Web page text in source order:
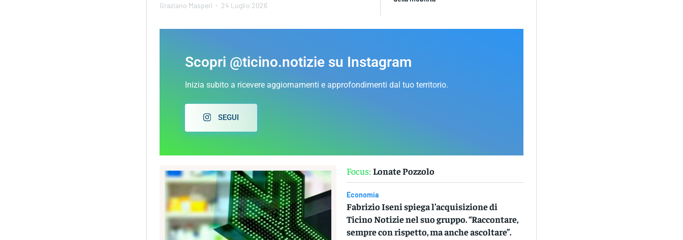
Graziano Masperi - 24 Luglio 2026
Scopri @ticino.notizie su Instagram
Inizia subito a ricevere aggiornamenti e approfondimenti dal tuo territorio.
SEGUI
Focus: Lonate Pozzolo
Economia
Fabrizio Iseni spiega l’acquisizione di
Ticino Notizie nel suo gruppo. “Raccontare,
sempre con rispetto, ma anche ascoltare”.